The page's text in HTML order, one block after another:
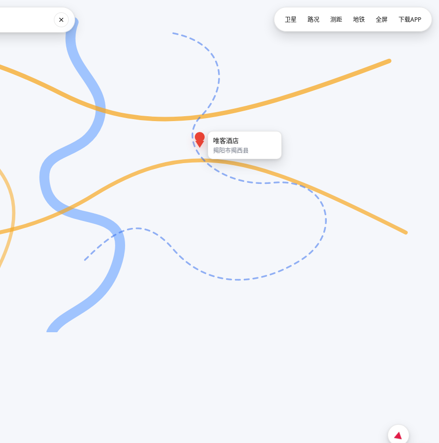
唯客酒店
揭阳市揭西县
卫星 路况 测距 地铁 全屏 下载APP